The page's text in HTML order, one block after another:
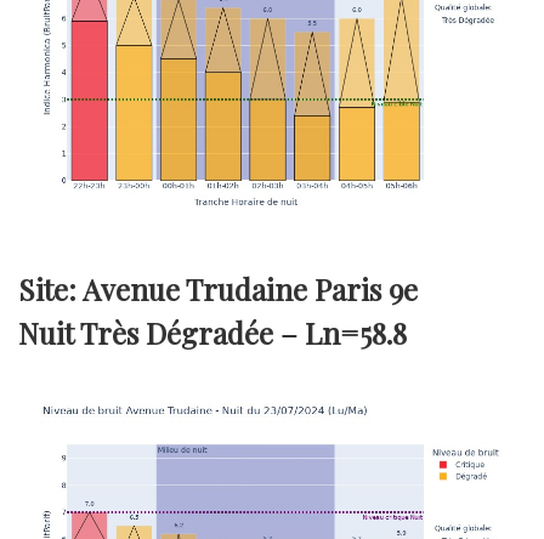
Site: Avenue Trudaine Paris 9e
Nuit Très Dégradée – Ln=58.8